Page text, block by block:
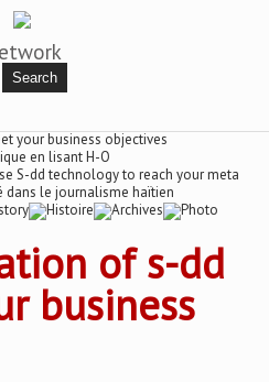
of s-dd
business